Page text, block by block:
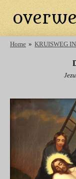
direct
deHome » KRUISWEG